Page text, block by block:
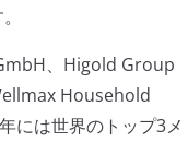
、Higold Group
Household
には世界のトップ3メ